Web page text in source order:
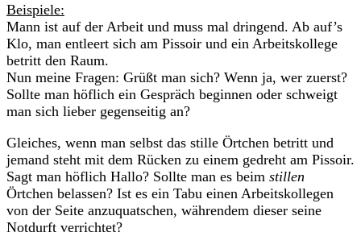
Beispiele:
Mann ist auf der Arbeit und muss mal dringend. Ab auf’s
Klo, man entleert sich am Pissoir und ein Arbeitskollege
betritt den Raum.
Nun meine Fragen: Grüßt man sich? Wenn ja, wer zuerst?
Sollte man höflich ein Gespräch beginnen oder schweigt
man sich lieber gegenseitig an?
Gleiches, wenn man selbst das stille Örtchen betritt und
jemand steht mit dem Rücken zu einem gedreht am Pissoir.
Sagt man höflich Hallo? Sollte man es beim stillen
Örtchen belassen? Ist es ein Tabu einen Arbeitskollegen
von der Seite anzuquatschen, währendem dieser seine
Notdurft verrichtet?